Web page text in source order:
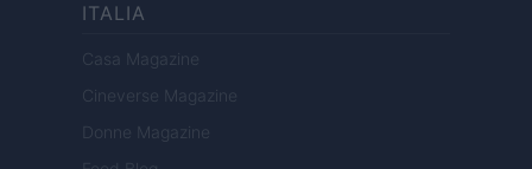
ITALIA
Casa Magazine
Cineverse Magazine
Donne Magazine